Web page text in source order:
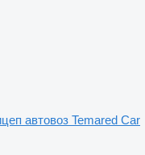
автовоз Temared Car